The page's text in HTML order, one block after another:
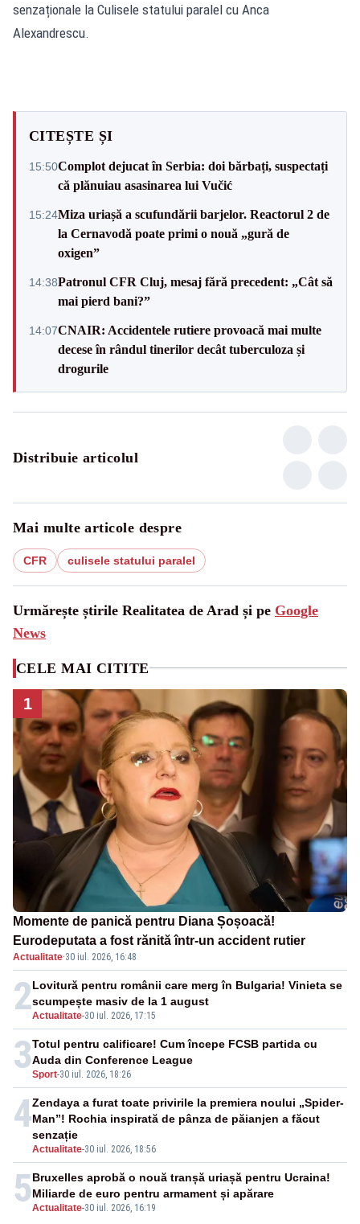
senzaționale la Culisele statului paralel cu Anca
Alexandrescu.
CITEȘTE ȘI
15:50Complot dejucat în Serbia: doi bărbați, suspectați
că plănuiau asasinarea lui Vučić
15:24Miza uriașă a scufundării barjelor. Reactorul 2 de
la Cernavodă poate primi o nouă „gură de
oxigen”
14:38Patronul CFR Cluj, mesaj fără precedent: „Cât să
mai pierd bani?”
14:07CNAIR: Accidentele rutiere provoacă mai multe
decese în rândul tinerilor decât tuberculoza și
drogurile
Distribuie articolul
Mai multe articole despre
CFR culisele statului paralel
Urmărește știrile Realitatea de Arad și pe Google
News
CELE MAI CITITE
1
Momente de panică pentru Diana Șoșoacă!
Eurodeputata a fost rănită într-un accident rutier
Actualitate·30 iul. 2026, 16:48
2Actualitate-30 iul. 2026, 17:15
Lovitură pentru românii care merg în Bulgaria! Vinieta se
scumpește masiv de la 1 august
3Sport-30 iul. 2026, 18:26
Totul pentru calificare! Cum începe FCSB partida cu
Auda din Conference League
4
Actualitate-30 iul. 2026, 18:56
Zendaya a furat toate privirile la premiera noului „Spider-
Man”! Rochia inspirată de pânza de păianjen a făcut
senzație
5Actualitate-30 iul. 2026, 16:19
Bruxelles aprobă o nouă tranșă uriașă pentru Ucraina!
Miliarde de euro pentru armament și apărare